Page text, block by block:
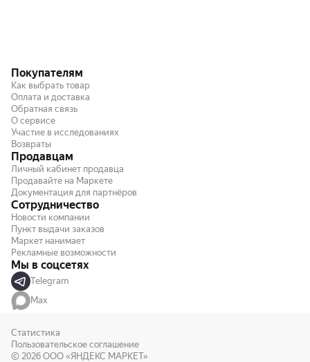
Покупателям
Как выбрать товар
Оплата и доставка
Обратная связь
О сервисе
Участие в исследованиях
Возвраты
Продавцам
Личный кабинет продавца
Продавайте на Маркете
Документация для партнёров
Сотрудничество
Новости компании
Пункт выдачи заказов
Маркет нанимает
Рекламные возможности
Мы в соцсетях
Telegram
Max
Статистика
Пользовательское соглашение
© 2026 ООО «ЯНДЕКС МАРКЕТ»